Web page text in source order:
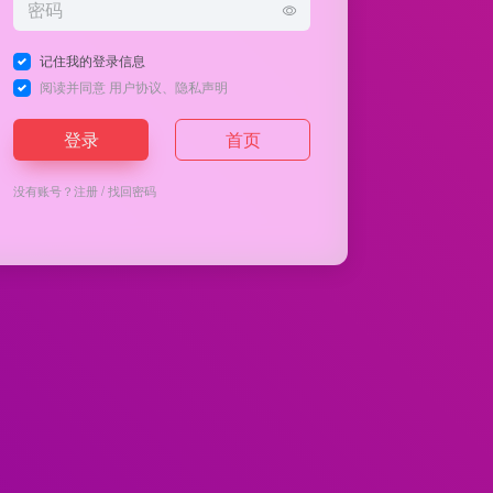
记住我的登录信息
阅读并同意 用户协议 隐私声明
登录 首页
没有账号？注册/找回密码